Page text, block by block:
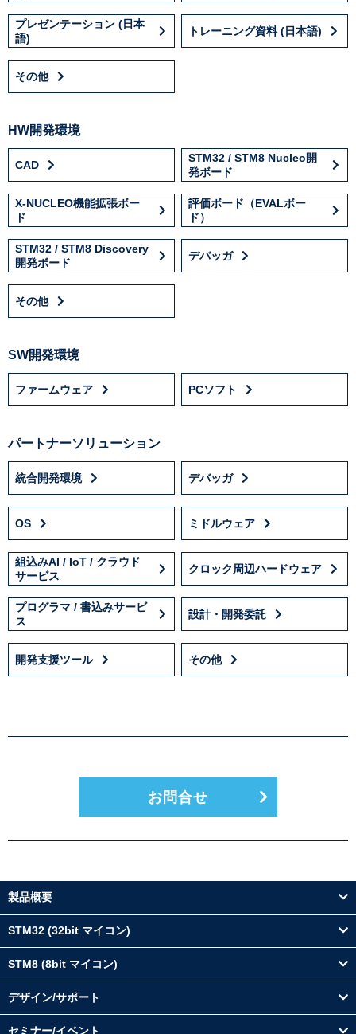
プレゼンテーション (日本
語)
トレーニング資料 (日本語)
その他
HW開発環境
CAD
STM32 / STM8 Nucleo開
発ボード
X-NUCLEO機能拡張ボー
ド
評価ボード（EVALボー
ド）
STM32 / STM8 Discovery
開発ボード
デバッガ
その他
SW開発環境
ファームウェア PCソフト
パートナーソリューション
統合開発環境 デバッガ
OS ミドルウェア
組込みAI / IoT / クラウド
サービス
クロック周辺ハードウェア
プログラマ / 書込みサービ
ス
設計・開発委託
開発支援ツール その他
お問合せ
製品概要
STM32 (32bit マイコン)
STM8 (8bit マイコン)
デザイン/サポート
セミナー/イベント